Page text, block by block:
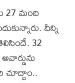
27 మంది
దీన్ని
32